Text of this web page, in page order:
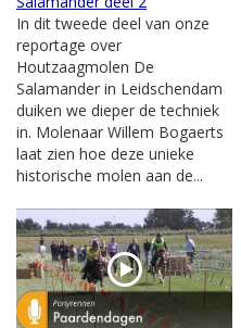
In dit tweede deel van onze
reportage over
Houtzaagmolen De
Salamander in Leidschendam
duiken we dieper de techniek
in. Molenaar Willem Bogaerts
laat zien hoe deze unieke
historische molen aan de...